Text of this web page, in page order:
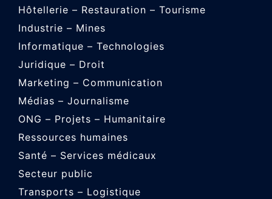
Hôtellerie – Restauration – Tourisme
Industrie – Mines
Informatique – Technologies
Juridique – Droit
Marketing – Communication
Médias – Journalisme
ONG – Projets – Humanitaire
Ressources humaines
Santé – Services médicaux
Secteur public
Transports – Logistique